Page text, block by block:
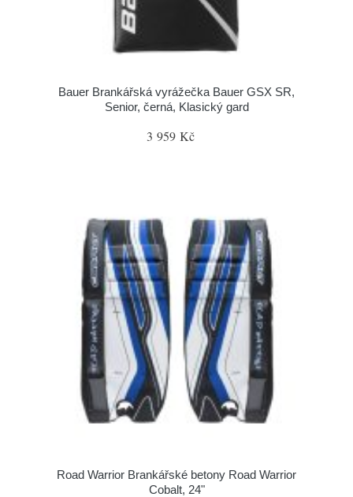
Bauer Brankářská vyrážečka Bauer GSX SR,
Senior, černá, Klasický gard
3 959 Kč
Road Warrior Brankářské betony Road Warrior
Cobalt, 24"